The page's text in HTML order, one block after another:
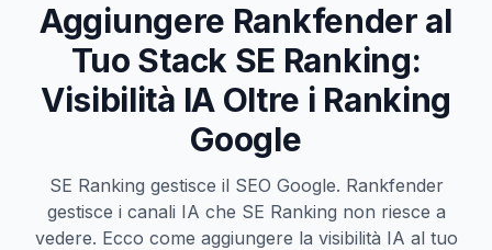
Aggiungere Rankfender al
Tuo Stack SE Ranking:
Visibilità IA Oltre i Ranking
Google
SE Ranking gestisce il SEO Google. Rankfender
gestisce i canali IA che SE Ranking non riesce a
vedere. Ecco come aggiungere la visibilità IA al tuo